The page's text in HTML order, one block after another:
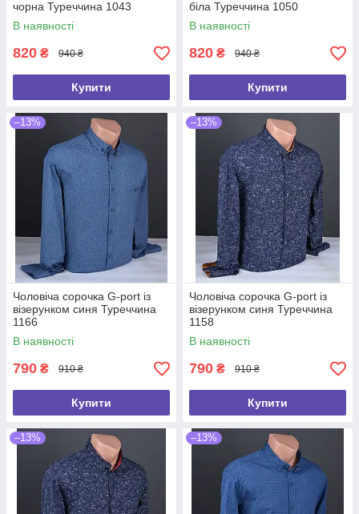
чорна Туреччина 1043
В наявності
820 ₴ 940 ₴
Купити
біла Туреччина 1050
В наявності
820 ₴ 940 ₴
Купити
–13%
Чоловіча сорочка G-port із
візерунком синя Туреччина
1166
В наявності
790 ₴ 910 ₴
Купити
–13%
Чоловіча сорочка G-port із
візерунком синя Туреччина
1158
В наявності
790 ₴ 910 ₴
Купити
–13% –13%